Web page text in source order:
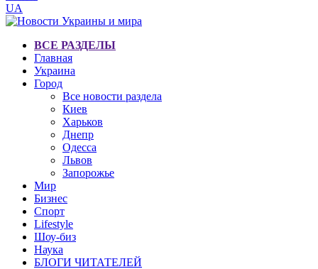
UA
ВСЕ РАЗДЕЛЫ
Главная
Украина
Город
Все новости раздела
Киев
Харьков
Днепр
Одесса
Львов
Запорожье
Мир
Бизнес
Спорт
Lifestyle
Шоу-биз
Наука
БЛОГИ ЧИТАТЕЛЕЙ